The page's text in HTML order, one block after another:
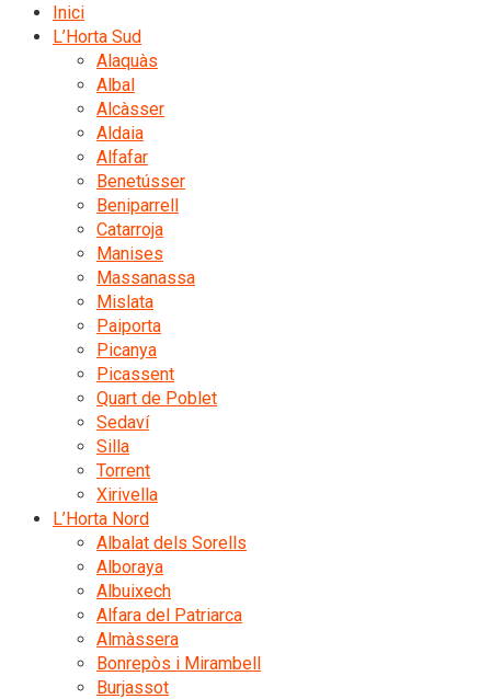
Inici
L’Horta Sud
Alaquàs
Albal
Alcàsser
Aldaia
Alfafar
Benetússer
Beniparrell
Catarroja
Manises
Massanassa
Mislata
Paiporta
Picanya
Picassent
Quart de Poblet
Sedaví
Silla
Torrent
Xirivella
L’Horta Nord
Albalat dels Sorells
Alboraya
Albuixech
Alfara del Patriarca
Almàssera
Bonrepòs i Mirambell
Burjassot